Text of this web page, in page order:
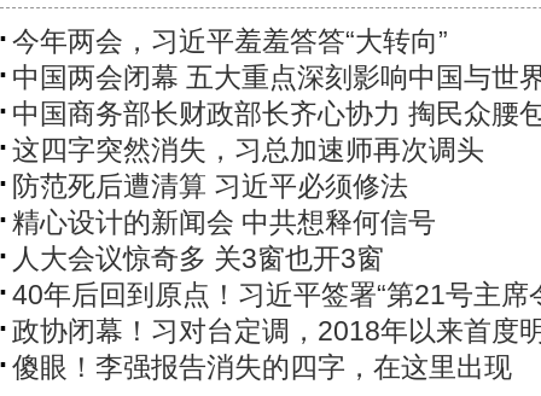
今年两会，习近平羞羞答答“大转向”
中国两会闭幕 五大重点深刻影响中国与世
中国商务部长财政部长齐心协力 掏民众腰
这四字突然消失，习总加速师再次调头
防范死后遭清算 习近平必须修法
精心设计的新闻会 中共想释何信号
人大会议惊奇多 关3窗也开3窗
40年后回到原点！习近平签署“第21号主席
政协闭幕！习对台定调，2018年以来首度
傻眼！李强报告消失的四字，在这里出现